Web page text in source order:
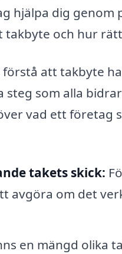
hjälpa dig genom
takbyte och hur
att takbyte
steg som alla
vad ett företag
takets skick:
avgöra om det
en mängd olika